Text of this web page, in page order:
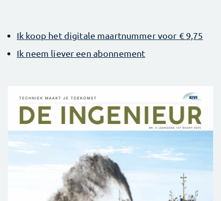
Ik koop het digitale maartnummer voor € 9,75
Ik neem liever een abonnement